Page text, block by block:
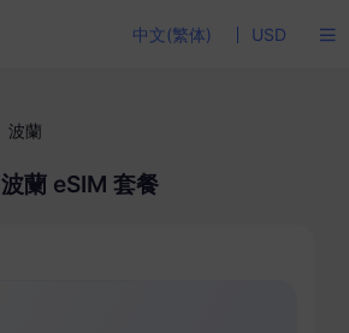
中文(繁体) USD
波蘭
波蘭 eSIM 套餐